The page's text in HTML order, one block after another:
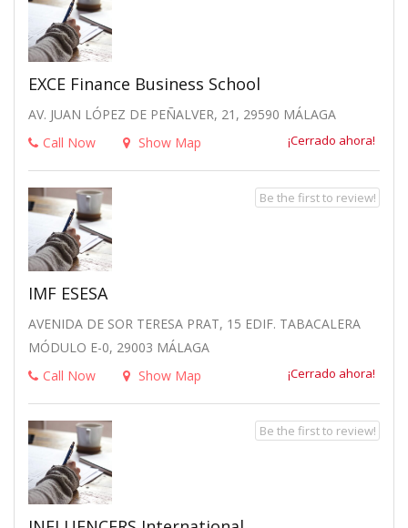
EXCE Finance Business School
AV. JUAN LÓPEZ DE PEÑALVER, 21, 29590 MÁLAGA
Call Now
Show Map ¡Cerrado ahora!
IMF ESESA
AVENIDA DE SOR TERESA PRAT, 15 EDIF. TABACALERA
MÓDULO E-0, 29003 MÁLAGA
Call Now
Show Map ¡Cerrado ahora!
Be the first to review!
Be the first to review!